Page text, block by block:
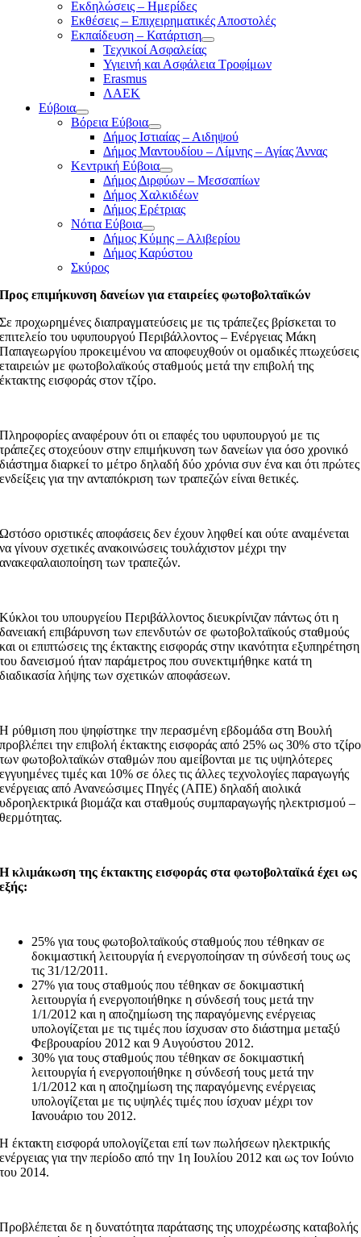
Εκδηλώσεις – Ημερίδες
Εκθέσεις – Επιχειρηματικές Αποστολές
Εκπαίδευση – Κατάρτιση
Τεχνικοί Ασφαλείας
Υγιεινή και Ασφάλεια Τροφίμων
Erasmus
ΛΑΕΚ
Εύβοια
Βόρεια Εύβοια
Δήμος Ιστιαίας – Αιδηψού
Δήμος Μαντουδίου – Λίμνης – Αγίας Άννας
Κεντρική Εύβοια
Δήμος Διρφύων – Μεσσαπίων
Δήμος Χαλκιδέων
Δήμος Ερέτριας
Νότια Εύβοια
Δήμος Κύμης – Αλιβερίου
Δήμος Καρύστου
Σκύρος
Προς επιμήκυνση δανείων για εταιρείες φωτοβολταϊκών
Σε προχωρημένες διαπραγματεύσεις με τις τράπεζες βρίσκεται το
επιτελείο του υφυπουργού Περιβάλλοντος – Ενέργειας Μάκη
Παπαγεωργίου προκειμένου να αποφευχθούν οι ομαδικές πτωχεύσεις
εταιρειών με φωτοβολαϊκούς σταθμούς μετά την επιβολή της
έκτακτης εισφοράς στον τζίρο.
Πληροφορίες αναφέρουν ότι οι επαφές του υφυπουργού με τις
τράπεζες στοχεύουν στην επιμήκυνση των δανείων για όσο χρονικό
διάστημα διαρκεί το μέτρο δηλαδή δύο χρόνια συν ένα και ότι πρώτες
ενδείξεις για την ανταπόκριση των τραπεζών είναι θετικές.
Ωστόσο οριστικές αποφάσεις δεν έχουν ληφθεί και ούτε αναμένεται
να γίνουν σχετικές ανακοινώσεις τουλάχιστον μέχρι την
ανακεφαλαιοποίηση των τραπεζών.
Κύκλοι του υπουργείου Περιβάλλοντος διευκρίνιζαν πάντως ότι η
δανειακή επιβάρυνση των επενδυτών σε φωτοβολταϊκούς σταθμούς
και οι επιπτώσεις της έκτακτης εισφοράς στην ικανότητα εξυπηρέτηση
του δανεισμού ήταν παράμετρος που συνεκτιμήθηκε κατά τη
διαδικασία λήψης των σχετικών αποφάσεων.
Η ρύθμιση που ψηφίστηκε την περασμένη εβδομάδα στη Βουλή
προβλέπει την επιβολή έκτακτης εισφοράς από 25% ως 30% στο τζίρο
των φωτοβολταϊκών σταθμών που αμείβονται με τις υψηλότερες
εγγυημένες τιμές και 10% σε όλες τις άλλες τεχνολογίες παραγωγής
ενέργειας από Ανανεώσιμες Πηγές (ΑΠΕ) δηλαδή αιολικά
υδροηλεκτρικά βιομάζα και σταθμούς συμπαραγωγής ηλεκτρισμού –
θερμότητας.
Η κλιμάκωση της έκτακτης εισφοράς στα φωτοβολταϊκά έχει ως
εξής:
25% για τους φωτοβολταϊκούς σταθμούς που τέθηκαν σε
δοκιμαστική λειτουργία ή ενεργοποίησαν τη σύνδεσή τους ως
τις 31/12/2011.
27% για τους σταθμούς που τέθηκαν σε δοκιμαστική
λειτουργία ή ενεργοποιήθηκε η σύνδεσή τους μετά την
1/1/2012 και η αποζημίωση της παραγόμενης ενέργειας
υπολογίζεται με τις τιμές που ίσχυσαν στο διάστημα μεταξύ
Φεβρουαρίου 2012 και 9 Αυγούστου 2012.
30% για τους σταθμούς που τέθηκαν σε δοκιμαστική
λειτουργία ή ενεργοποιήθηκε η σύνδεσή τους μετά την
1/1/2012 και η αποζημίωση της παραγόμενης ενέργειας
υπολογίζεται με τις υψηλές τιμές που ίσχυαν μέχρι τον
Ιανουάριο του 2012.
Η έκτακτη εισφορά υπολογίζεται επί των πωλήσεων ηλεκτρικής
ενέργειας για την περίοδο από την 1η Ιουλίου 2012 και ως τον Ιούνιο
του 2014.
Προβλέπεται δε η δυνατότητα παράτασης της υποχρέωσης καταβολής